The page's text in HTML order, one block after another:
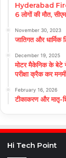
Hyderabad Fire:
6 लोगों की मौत,
November 30, 2023
जातिगत और
December 19, 2025
मोटर मैकेनिक के बेटे
परीक्षा क्रैक कर
February 16, 2026
टीकाकरण और मातृ-
Hi Tech Point